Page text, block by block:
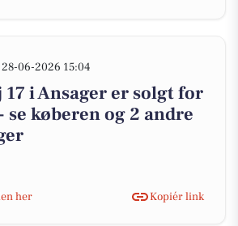
28-06-2026 15:04
i Ansager er solgt for
se køberen og 2 andre
her
Kopiér link